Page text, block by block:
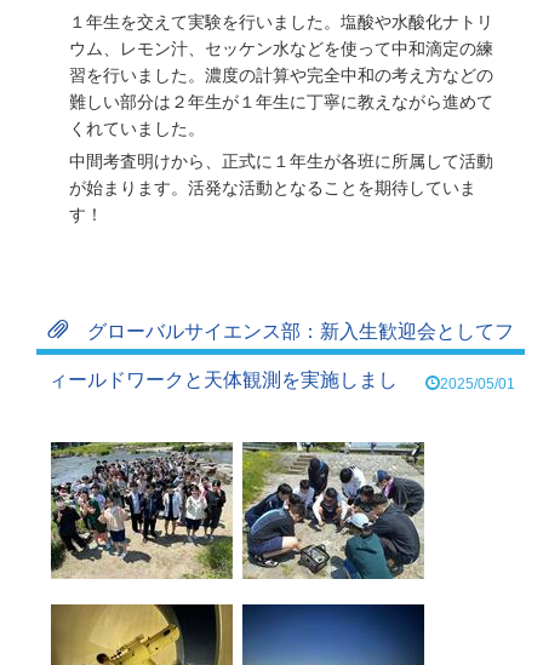
１年生を交えて実験を行いました。塩酸や水酸化ナトリ
ウム、レモン汁、セッケン水などを使って中和滴定の練
習を行いました。濃度の計算や完全中和の考え方などの
難しい部分は２年生が１年生に丁寧に教えながら進めて
くれていました。
中間考査明けから、正式に１年生が各班に所属して活動
が始まります。活発な活動となることを期待していま
す！
グローバルサイエンス部：新入生歓迎会としてフ
ィールドワークと天体観測を実施しまし 2025/05/01